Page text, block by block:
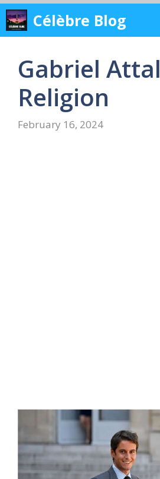
Skip
to
content
Célèbre Blog
Gabriel Attal
Religion
February 16, 2024